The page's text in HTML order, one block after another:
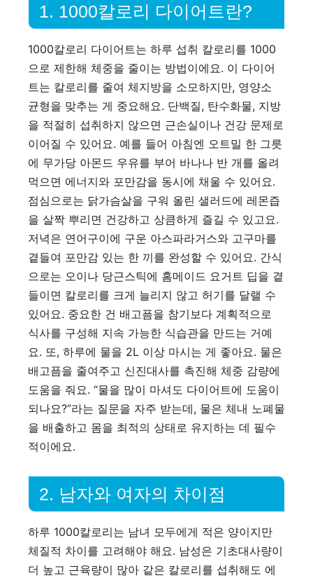
1. 1000칼로리 다이어트란?
1000칼로리 다이어트는 하루 섭취 칼로리를 1000
으로 제한해 체중을 줄이는 방법이에요. 이 다이어
트는 칼로리를 줄여 체지방을 소모하지만, 영양소
균형을 맞추는 게 중요해요. 단백질, 탄수화물, 지방
을 적절히 섭취하지 않으면 근손실이나 건강 문제로
이어질 수 있어요. 예를 들어 아침엔 오트밀 한 그릇
에 무가당 아몬드 우유를 부어 바나나 반 개를 올려
먹으면 에너지와 포만감을 동시에 채울 수 있어요.
점심으로는 닭가슴살을 구워 올린 샐러드에 레몬즙
을 살짝 뿌리면 건강하고 상큼하게 즐길 수 있고요.
저녁은 연어구이에 구운 아스파라거스와 고구마를
곁들여 포만감 있는 한 끼를 완성할 수 있어요. 간식
으로는 오이나 당근스틱에 홈메이드 요거트 딥을 곁
들이면 칼로리를 크게 늘리지 않고 허기를 달랠 수
있어요. 중요한 건 배고픔을 참기보다 계획적으로
식사를 구성해 지속 가능한 식습관을 만드는 거예
요. 또, 하루에 물을 2L 이상 마시는 게 좋아요. 물은
배고픔을 줄여주고 신진대사를 촉진해 체중 감량에
도움을 줘요. “물을 많이 마셔도 다이어트에 도움이
되나요?”라는 질문을 자주 받는데, 물은 체내 노폐물
을 배출하고 몸을 최적의 상태로 유지하는 데 필수
적이에요.
2. 남자와 여자의 차이점
하루 1000칼로리는 남녀 모두에게 적은 양이지만
체질적 차이를 고려해야 해요. 남성은 기초대사량이
더 높고 근육량이 많아 같은 칼로리를 섭취해도 에